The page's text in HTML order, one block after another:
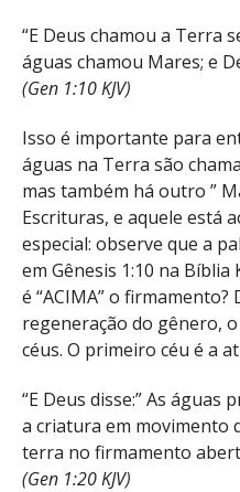
“E Deus chamou a Terra
águas chamou Mares; e
(Gen 1:10 KJV)
Isso é importante para
águas na Terra são
mas também há outro ”
Escrituras, e aquele está
especial: observe que a
em Gênesis 1:10 na Bíblia
é “ACIMA” o
regeneração do gênero,
céus. O primeiro céu é a
“E Deus disse:” As
a criatura em movimento
terra no firmamento
(Gen 1:20 KJV)